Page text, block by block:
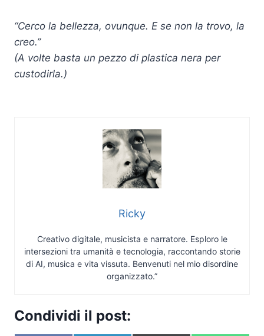
“Cerco la bellezza, ovunque. E se non la trovo, la
creo.”
(A volte basta un pezzo di plastica nera per
custodirla.)
Ricky
Creativo digitale, musicista e narratore. Esploro le
intersezioni tra umanità e tecnologia, raccontando storie
di AI, musica e vita vissuta. Benvenuti nel mio disordine
organizzato.”
Condividi il post: